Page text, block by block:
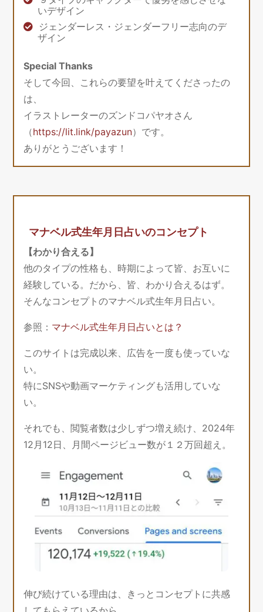
いデザイン
ジェンダーレス・ジェンダーフリー志向のデ
ザイン
Special Thanks
そして今回、これらの要望を叶えてくださったの
は、
イラストレーターのズンドコパヤオさん
（https://lit.link/payazun）です。
ありがとうございます！
マナベル式生年月日占いのコンセプト
【わかり合える】
他のタイプの性格も、時期によって皆、お互いに
経験している。だから、皆、わかり合えるはず。
そんなコンセプトのマナベル式生年月日占い。
参照： マナベル式生年月日占いとは？
このサイトは完成以来、広告を一度も使っていな
い。
特にSNSや動画マーケティングも活用していな
い。
それでも、閲覧者数は少しずつ増え続け、2024年
12月12日、月間ページビュー数が１２万回超え。
伸び続けている理由は、きっとコンセプトに共感